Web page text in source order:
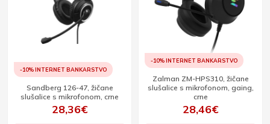
-10% INTERNET BANKARSTVO
Sandberg 126-47, žičane
slušalice s mikrofonom, crne
28,36€
-10% INTERNET BANKARSTVO
Zalman ZM-HPS310, žičane
slušalice s mikrofonom, gaing,
crne
28,46€